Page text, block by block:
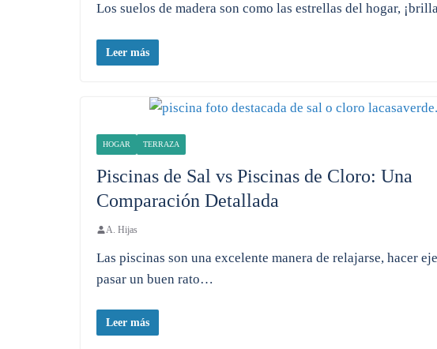
Los suelos de madera son como las estrellas del hogar,
Leer más
HOGAR TERRAZA
Piscinas de Sal vs Piscinas de Cloro: Una
Comparación Detallada
A. Hijas
Las piscinas son una excelente manera de relajarse, hacer
pasar un buen rato…
Leer más